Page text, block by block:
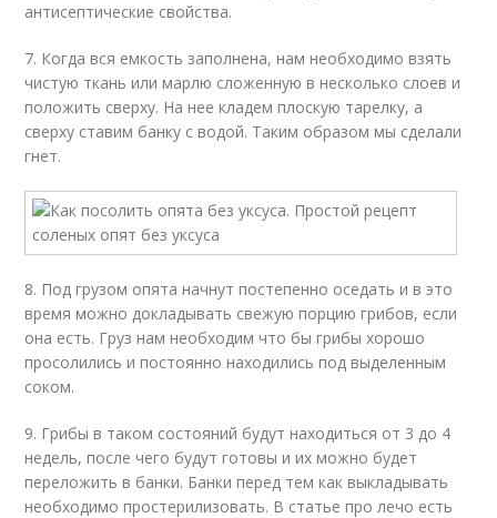
антисептические свойства.
7. Когда вся емкость заполнена, нам необходимо взять
чистую ткань или марлю сложенную в несколько слоев и
положить сверху. На нее кладем плоскую тарелку, а
сверху ставим банку с водой. Таким образом мы сделали
гнет.
8. Под грузом опята начнут постепенно оседать и в это
время можно докладывать свежую порцию грибов, если
она есть. Груз нам необходим что бы грибы хорошо
просолились и постоянно находились под выделенным
соком.
9. Грибы в таком состояний будут находиться от 3 до 4
недель, после чего будут готовы и их можно будет
переложить в банки. Банки перед тем как выкладывать
необходимо простерилизовать. В статье про лечо есть